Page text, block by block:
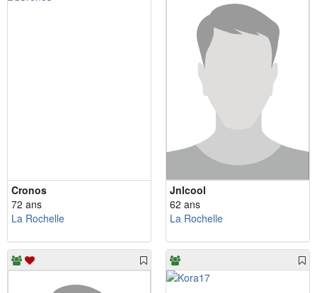
Cronos
72 ans
La Rochelle
Jnlcool
62 ans
La Rochelle